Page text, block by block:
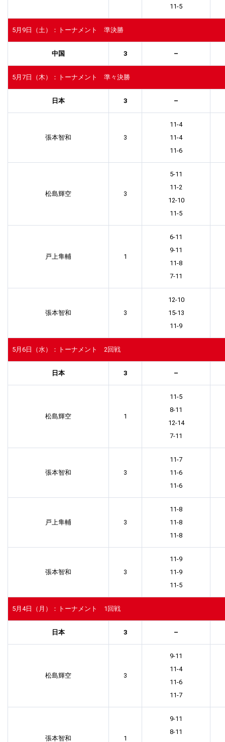
11-5
5月9日（土）：トーナメント 準決勝
中国 3 –
5月7日（木）：トーナメント 準々決勝
日本 3 –
張本智和 3
11-4
11-4
11-6
松島輝空 3
5-11
11-2
12-10
11-5
戸上隼輔 1
6-11
9-11
11-8
7-11
張本智和 3
12-10
15-13
11-9
5月6日（水）：トーナメント 2回戦
日本 3 –
松島輝空 1
11-5
8-11
12-14
7-11
張本智和 3
11-7
11-6
11-6
戸上隼輔 3
11-8
11-8
11-8
張本智和 3
11-9
11-9
11-5
5月4日（月）：トーナメント 1回戦
日本 3 –
松島輝空 3
9-11
11-4
11-6
11-7
張本智和 1
9-11
8-11